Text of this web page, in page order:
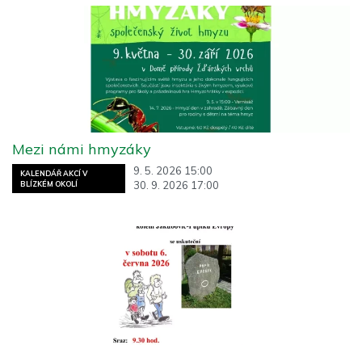
KALENDÁŘ AKCÍ V
BLÍZKÉM OKOLÍ
9. 5. 2026 15:00
30. 9. 2026 17:00
Mezi námi hmyzáky